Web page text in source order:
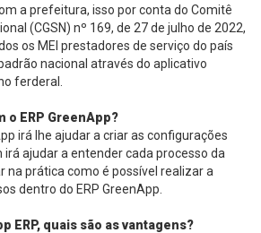
a prefeitura, isso por conta do Comitê
(CGSN) nº 169, de 27 de julho de 2022,
os MEI prestadores de serviço do país
nacional através do aplicativo
ferderal.
o ERP GreenApp?
irá lhe ajudar a criar as configurações
ajudar a entender cada processo da
na prática como é possível realizar a
dentro do ERP GreenApp.
ERP, quais são as vantagens?